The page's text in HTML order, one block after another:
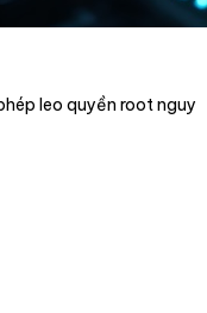
leo quyền root nguy